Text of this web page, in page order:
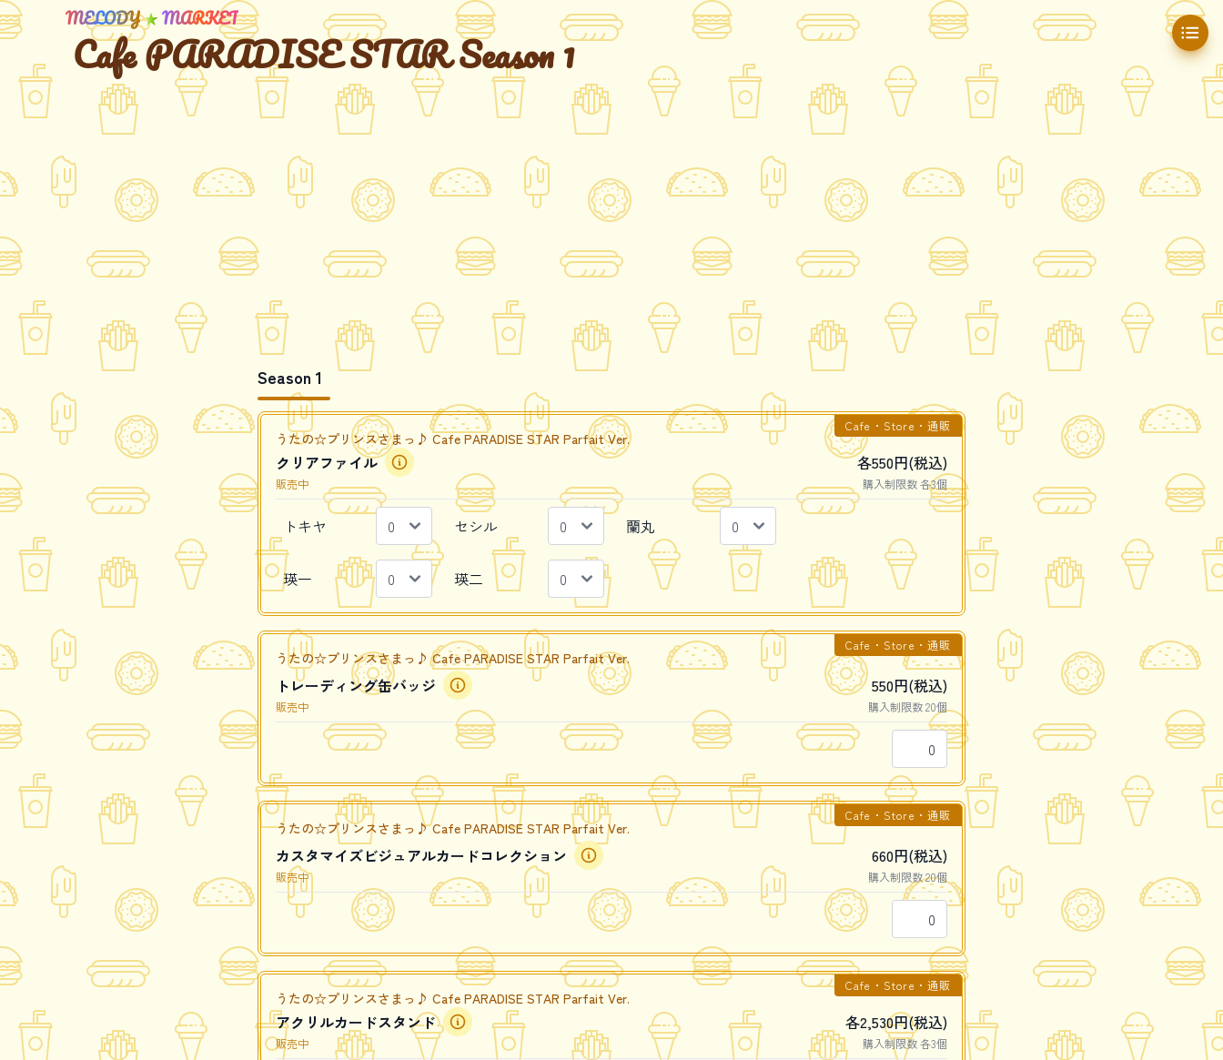
MELODY★MARKET
Cafe PARADISE STAR Season 1
Season 1
Cafe・Store・通販
うたの☆プリンスさまっ♪ Cafe PARADISE STAR Parfait Ver.
クリアファイル 各550円(税込)
販売中 購入制限数 各3個
トキヤ セシル 蘭丸
瑛一 瑛二
Cafe・Store・通販
うたの☆プリンスさまっ♪ Cafe PARADISE STAR Parfait Ver.
トレーディング缶バッジ 550円(税込)
販売中 購入制限数 20個
Cafe・Store・通販
うたの☆プリンスさまっ♪ Cafe PARADISE STAR Parfait Ver.
カスタマイズビジュアルカードコレクション 660円(税込)
販売中 購入制限数 20個
Cafe・Store・通販
うたの☆プリンスさまっ♪ Cafe PARADISE STAR Parfait Ver.
アクリルカードスタンド 各2,530円(税込)
販売中 購入制限数 各3個